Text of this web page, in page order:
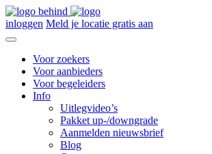
inloggen Meld je locatie gratis aan
Voor zoekers
Voor aanbieders
Voor begeleiders
Info
Uitlegvideo’s
Pakket up-/downgrade
Aanmelden nieuwsbrief
Blog